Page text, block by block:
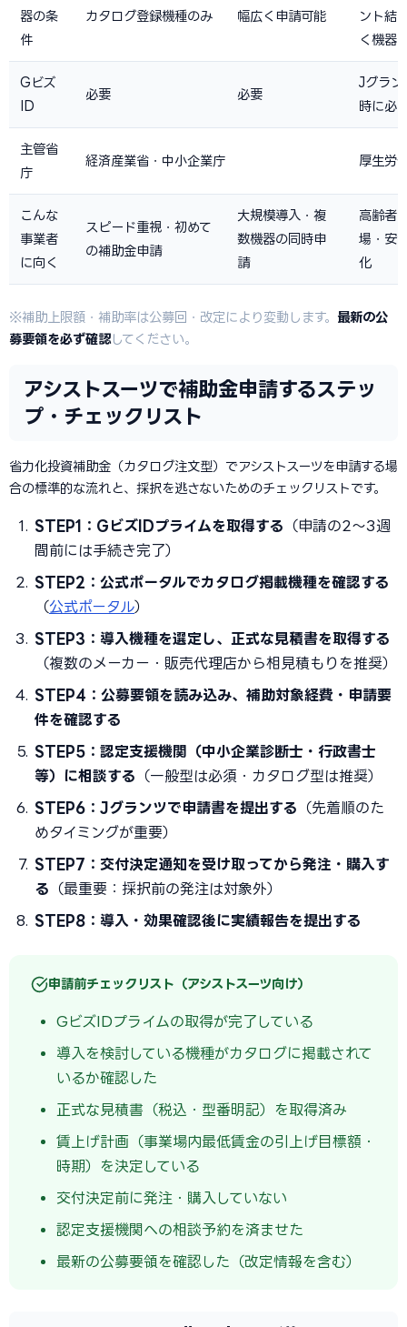
器の条
件
カタログ登録機種のみ 幅広く申請可能
ント結
く機器
Gビズ
ID
必要 必要
Jグラン
時に必
主管省
庁
経済産業省・中小企業庁 厚生労
こんな
事業者
に向く
スピード重視・初めて
の補助金申請
大規模導入・複
数機器の同時申
請
高齢者
場・安
化
※補助上限額・補助率は公募回・改定により変動します。 最新の公
募要領を必ず確認 してください。
アシストスーツで補助金申請するステッ
プ・チェックリスト
省力化投資補助金（カタログ注文型）でアシストスーツを申請する場
合の標準的な流れと、採択を逃さないためのチェックリストです。
STEP1：GビズIDプライムを取得する （申請の2〜3週
間前には手続き完了）
STEP2：公式ポータルでカタログ掲載機種を確認する
（公式ポータル）
STEP3：導入機種を選定し、正式な見積書を取得する
（複数のメーカー・販売代理店から相見積もりを推奨）
STEP4：公募要領を読み込み、補助対象経費・申請要
件を確認する
STEP5：認定支援機関（中小企業診断士・行政書士
等）に相談する （一般型は必須・カタログ型は推奨）
STEP6：Jグランツで申請書を提出する （先着順のた
めタイミングが重要）
STEP7：交付決定通知を受け取ってから発注・購入す
る （最重要：採択前の発注は対象外）
STEP8：導入・効果確認後に実績報告を提出する
申請前チェックリスト（アシストスーツ向け）
GビズIDプライムの取得が完了している
導入を検討している機種がカタログに掲載されて
いるか確認した
正式な見積書（税込・型番明記）を取得済み
賃上げ計画（事業場内最低賃金の引上げ目標額・
時期）を決定している
交付決定前に発注・購入していない
認定支援機関への相談予約を済ませた
最新の公募要領を確認した（改定情報を含む）